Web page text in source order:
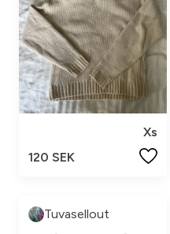
Xs
120 SEK
Tuvasellout